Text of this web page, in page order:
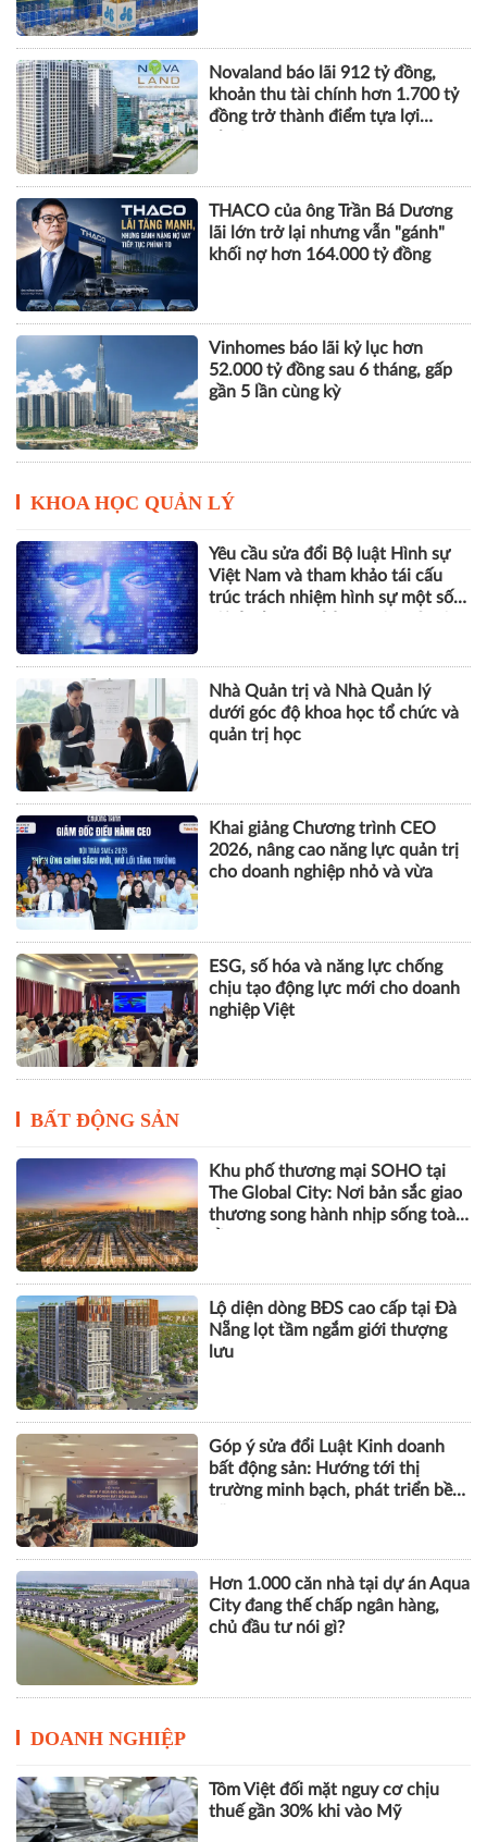
Novaland báo lãi 912 tỷ đồng,
khoản thu tài chính hơn 1.700 tỷ
đồng trở thành điểm tựa lợi
THACO của ông Trần Bá Dương
lãi lớn trở lại nhưng vẫn "gánh"
khối nợ hơn 164.000 tỷ đồng
Vinhomes báo lãi kỷ lục hơn
52.000 tỷ đồng sau 6 tháng, gấp
gần 5 lần cùng kỳ
KHOA HỌC QUẢN LÝ
Yêu cầu sửa đổi Bộ luật Hình sự
Việt Nam và tham khảo tái cấu
trúc trách nhiệm hình sự một số
Nhà Quản trị và Nhà Quản lý
dưới góc độ khoa học tổ chức và
quản trị học
Khai giảng Chương trình CEO
2026, nâng cao năng lực quản trị
cho doanh nghiệp nhỏ và vừa
ESG, số hóa và năng lực chống
chịu tạo động lực mới cho doanh
nghiệp Việt
BẤT ĐỘNG SẢN
Khu phố thương mại SOHO tại
The Global City: Nơi bản sắc giao
thương song hành nhịp sống toàn
Lộ diện dòng BĐS cao cấp tại Đà
Nẵng lọt tầm ngắm giới thượng
lưu
Góp ý sửa đổi Luật Kinh doanh
bất động sản: Hướng tới thị
trường minh bạch, phát triển bền
Hơn 1.000 căn nhà tại dự án Aqua
City đang thế chấp ngân hàng,
chủ đầu tư nói gì?
DOANH NGHIỆP
Tôm Việt đối mặt nguy cơ chịu
thuế gần 30% khi vào Mỹ